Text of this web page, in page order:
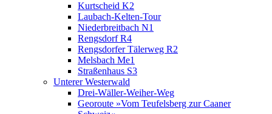
Kurtscheid K2
Laubach-Kelten-Tour
Niederbreitbach N1
Rengsdorf R4
Rengsdorfer Tälerweg R2
Melsbach Me1
Straßenhaus S3
Unterer Westerwald
Drei-Wäller-Weiher-Weg
Georoute »Vom Teufelsberg zur Caaner